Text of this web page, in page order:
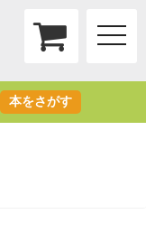
toggle
本をさがす